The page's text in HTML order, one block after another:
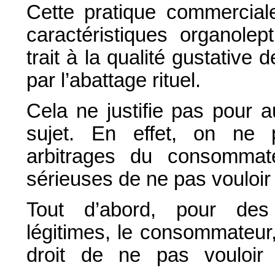
Cette pratique
caractéristiques
trait à la qualité gustative
par l’abattage rituel.
Cela ne justifie pas pour
sujet. En effet, on ne
arbitrages du
sérieuses de ne pas
Tout d’abord, pour
légitimes, le
droit de ne pas vouloir